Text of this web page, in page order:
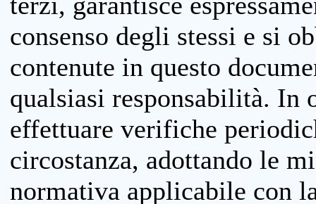
consenso degli stessi e si
contenute in questo
qualsiasi responsabilità. In
effettuare verifiche
circostanza, adottando le
normativa applicabile con